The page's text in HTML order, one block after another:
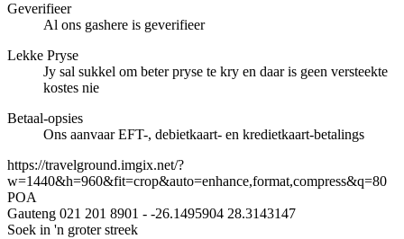
Geverifieer
Al ons gashere is geverifieer
Lekke Pryse
Jy sal sukkel om beter pryse te kry en daar is geen versteekte
kostes nie
Betaal-opsies
Ons aanvaar EFT-, debietkaart- en kredietkaart-betalings
https://travelground.imgix.net/?
w=1440&h=960&fit=crop&auto=enhance,format,compress&q=80
POA
Gauteng 021 201 8901 - -26.1495904 28.3143147
Soek in 'n groter streek